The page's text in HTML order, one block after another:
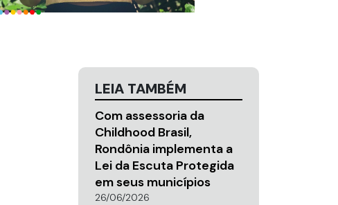
LEIA TAMBÉM
Com assessoria da
Childhood Brasil,
Rondônia implementa a
Lei da Escuta Protegida
em seus municípios
26/06/2026